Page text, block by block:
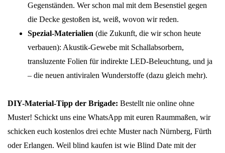
Gegenständen. Wer schon mal mit dem Besenstiel gegen
die Decke gestoßen ist, weiß, wovon wir reden.
Spezial-Materialien (die Zukunft, die wir schon heute
verbauen): Akustik-Gewebe mit Schallabsorbern,
transluzente Folien für indirekte LED-Beleuchtung, und ja
– die neuen antiviralen Wunderstoffe (dazu gleich mehr).
DIY-Material-Tipp der Brigade: Bestellt nie online ohne
Muster! Schickt uns eine WhatsApp mit euren Raummaßen, wir
schicken euch kostenlos drei echte Muster nach Nürnberg, Fürth
oder Erlangen. Weil blind kaufen ist wie Blind Date mit der